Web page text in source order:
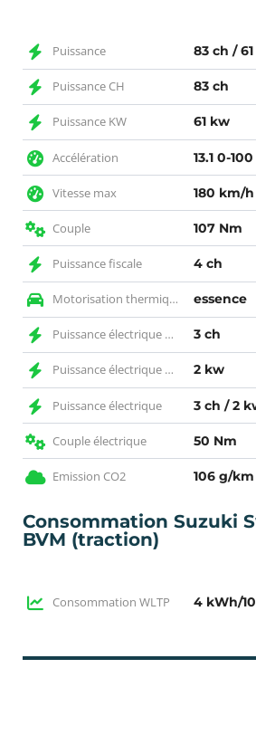
Puissance 83 ch /
Puissance CH 83 ch
Puissance KW 61 kw
Accélération 13.1 0-
Vitesse max 180 km/h
Couple 107 Nm
Puissance fiscale 4 ch
Motorisation thermique essence
Puissance électrique CH 3 ch
Puissance électrique KW 2 kw
Puissance électrique 3 ch / 2
Couple électrique 50 Nm
Emission CO2 106 g/km
Consommation Suzuki
BVM (traction)
Consommation WLTP 4 kWh/